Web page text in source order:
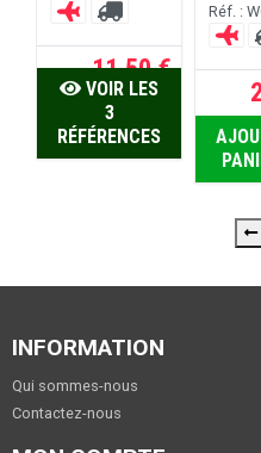
11,50 €
VOIR LES
3
RÉFÉRENCES
Réf. :
INFORMATION
Qui sommes-nous
Contactez-nous